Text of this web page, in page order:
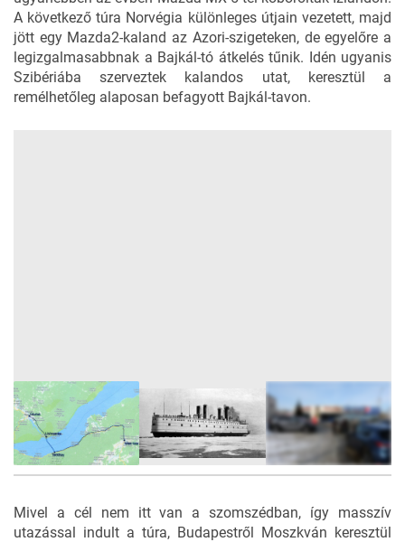
A következő túra Norvégia különleges útjain vezetett, majd
jött egy Mazda2-kaland az Azori-szigeteken, de egyelőre a
legizgalmasabbnak a Bajkál-tó átkelés tűnik. Idén ugyanis
Szibériába szerveztek kalandos utat, keresztül a
remélhetőleg alaposan befagyott Bajkál-tavon.
Mivel a cél nem itt van a szomszédban, így masszív
utazással indult a túra, Budapestről Moszkván keresztül